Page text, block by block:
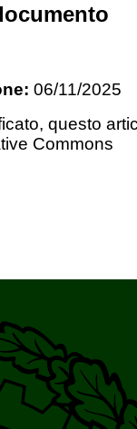
06/11/2025
questo
Commons